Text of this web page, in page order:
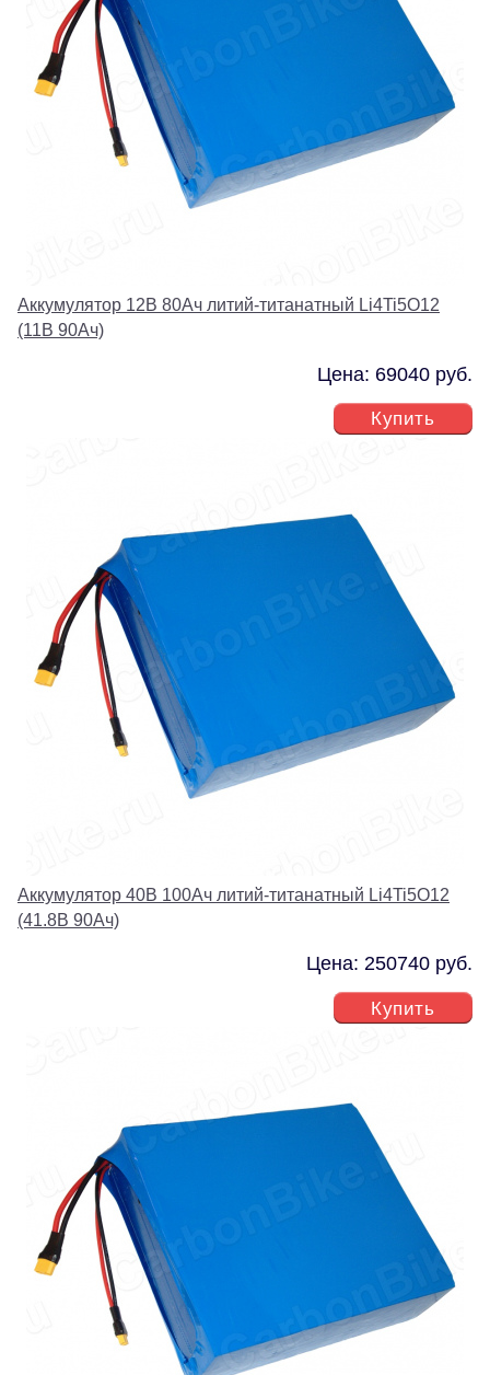
Аккумулятор 12В 80Ач литий-титанатный Li4Ti5O12
(11В 90Ач)
Цена: 69040 руб.
Купить
Аккумулятор 40В 100Ач литий-титанатный Li4Ti5O12
(41.8В 90Ач)
Цена: 250740 руб.
Купить